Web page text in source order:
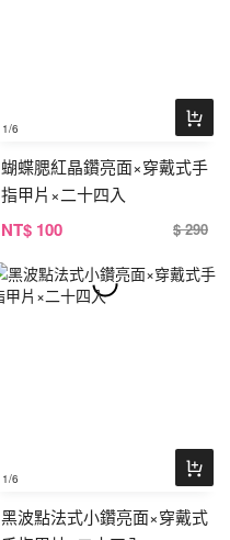
1/6
蝴蝶腮紅晶鑽亮面×穿戴式手
指甲片×二十四入
NT$ 100 $ 290
1/6
黑波點法式小鑽亮面×穿戴式